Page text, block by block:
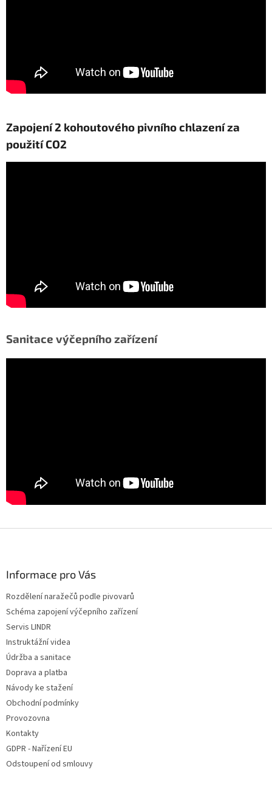
Zapojení 2 kohoutového pivního chlazení za
použití CO2
Sanitace výčepního zařízení
Informace pro Vás
Rozdělení naražečů podle pivovarů
Schéma zapojení výčepního zařízení
Servis LINDR
Instruktážní videa
Údržba a sanitace
Doprava a platba
Návody ke stažení
Obchodní podmínky
Provozovna
Kontakty
GDPR - Nařízení EU
Odstoupení od smlouvy